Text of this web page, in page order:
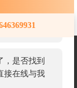
么问题呢？
，是否找到
接在线与我